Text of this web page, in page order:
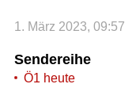
1. März 2023, 09:57
Sendereihe
Ö1 heute